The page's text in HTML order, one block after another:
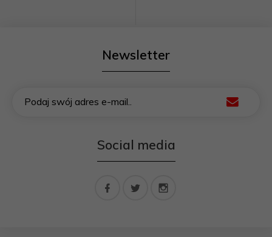
Newsletter
Podaj swój adres e-mail..
Social media